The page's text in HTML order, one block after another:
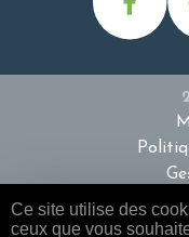
Ce site utilise des
ceux que vous